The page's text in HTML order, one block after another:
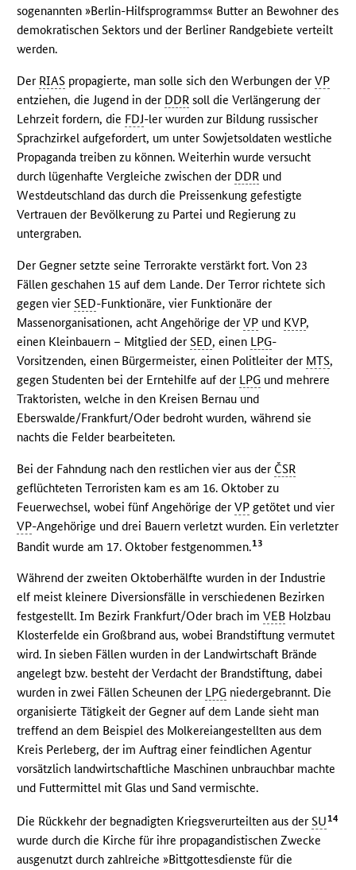
sogenannten »Berlin-Hilfsprogramms« Butter an Bewohner des
demokratischen Sektors und der Berliner Randgebiete verteilt
werden.
Der RIAS propagierte, man solle sich den Werbungen derVP
entziehen, die Jugend in der DDR soll die Verlängerung der
Lehrzeit fordern, die FDJ-ler wurden zur Bildung russischer
Sprachzirkel aufgefordert, um unter Sowjetsoldaten westliche
Propaganda treiben zu können. Weiterhin wurde versucht
durch lügenhafte Vergleiche zwischen der DDR und
Westdeutschland das durch die Preissenkung gefestigte
Vertrauen der Bevölkerung zu Partei und Regierung zu
untergraben.
Der Gegner setzte seine Terrorakte verstärkt fort. Von 23
Fällen geschahen 15 auf dem Lande. Der Terror richtete sich
gegen vierSED-Funktionäre, vier Funktionäre der
Massenorganisationen, acht Angehörige derVP und KVP,
einen Kleinbauern – Mitglied derSED, einen LPG-
Vorsitzenden, einen Bürgermeister, einen Politleiter der MTS,
gegen Studenten bei der Erntehilfe auf der LPG und mehrere
Traktoristen, welche in den Kreisen Bernau und
Eberswalde/Frankfurt/Oder bedroht wurden, während sie
nachts die Felder bearbeiteten.
Bei der Fahndung nach den restlichen vier aus der ČSR
geflüchteten Terroristen kam es am 16. Oktober zu
Feuerwechsel, wobei fünf Angehörige derVP getötet und vier
VP-Angehörige und drei Bauern verletzt wurden. Ein verletzter
Bandit wurde am 17. Oktober festgenommen.13
Während der zweiten Oktoberhälfte wurden in der Industrie
elf meist kleinere Diversionsfälle in verschiedenen Bezirken
festgestellt. Im Bezirk Frankfurt/Oder brach imVEB Holzbau
Klosterfelde ein Großbrand aus, wobei Brandstiftung vermutet
wird. In sieben Fällen wurden in der Landwirtschaft Brände
angelegt bzw. besteht der Verdacht der Brandstiftung, dabei
wurden in zwei Fällen Scheunen der LPG niedergebrannt. Die
organisierte Tätigkeit der Gegner auf dem Lande sieht man
treffend an dem Beispiel des Molkereiangestellten aus dem
Kreis Perleberg, der im Auftrag einer feindlichen Agentur
vorsätzlich landwirtschaftliche Maschinen unbrauchbar machte
und Futtermittel mit Glas und Sand vermischte.
Die Rückkehr der begnadigten Kriegsverurteilten aus derSU14
wurde durch die Kirche für ihre propagandistischen Zwecke
ausgenutzt durch zahlreiche »Bittgottesdienste für die